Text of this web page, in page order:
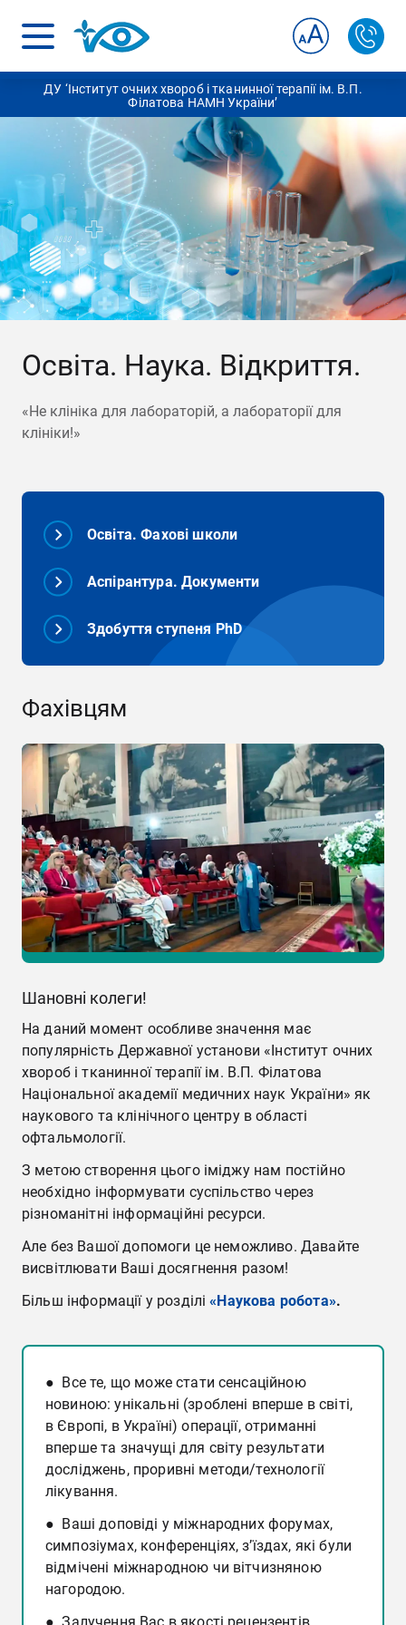
ДУ ‘Інститут очних хвороб і тканинної терапії ім. В.П.
Філатова НАМН України’
Освіта. Наука. Відкриття.
«Не клініка для лабораторій, а лабораторії для
клініки!»
Освіта. Фахові школи
Аспірантура. Документи
Здобуття ступеня PhD
Фахівцям
Шановні колеги!
На даний момент особливе значення має
популярність Державної установи «Інститут очних
хвороб і тканинної терапії ім. В.П. Філатова
Національної академії медичних наук України» як
наукового та клінічного центру в області
офтальмології.
З метою створення цього іміджу нам постійно
необхідно інформувати суспільство через
різноманітні інформаційні ресурси.
Але без Вашої допомоги це неможливо. Давайте
висвітлювати Ваші досягнення разом!
Більш інформації у розділі«Наукова робота».
● Все те, що може стати сенсаційною
новиною: унікальні (зроблені вперше в світі,
в Європі, в Україні) операції, отриманні
вперше та значущі для світу результати
досліджень, проривні методи/технології
лікування.
● Ваші доповіді у міжнародних форумах,
симпозіумах, конференціях, з’їздах, які були
відмічені міжнародною чи вітчизняною
нагородою.
● Залучення Вас в якості рецензентів,